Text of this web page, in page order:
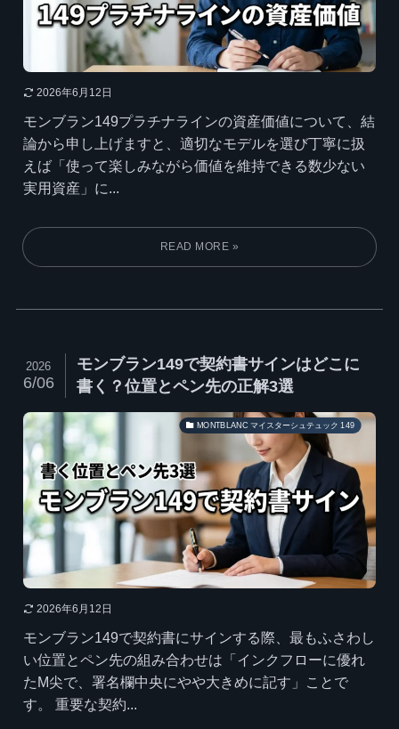
2026年6月12日
モンブラン149プラチナラインの資産価値について、結
論から申し上げますと、適切なモデルを選び丁寧に扱
えば「使って楽しみながら価値を維持できる数少ない
実用資産」に...
モンブラン149で契約書サインはどこに
書く？位置とペン先の正解3選
2026
6/06
MONTBLANC マイスターシュテュック 149
2026年6月12日
モンブラン149で契約書にサインする際、最もふさわし
い位置とペン先の組み合わせは「インクフローに優れ
たM尖で、署名欄中央にやや大きめに記す」ことで
す。 重要な契約...